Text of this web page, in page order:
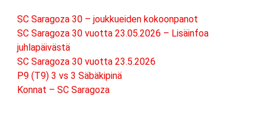
SC Saragoza 30 – joukkueiden kokoonpanot
SC Saragoza 30 vuotta 23.05.2026 – Lisäinfoa
juhlapäivästä
SC Saragoza 30 vuotta 23.5.2026
P9 (T9) 3 vs 3 Säbäkipinä
Konnat – SC Saragoza